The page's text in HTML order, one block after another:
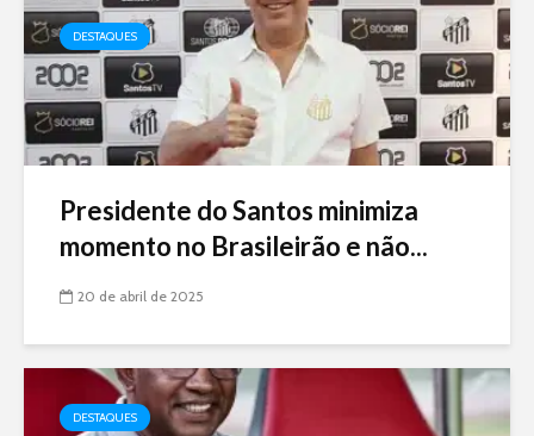
DESTAQUES
Presidente do Santos minimiza
momento no Brasileirão e não...
20 de abril de 2025
DESTAQUES